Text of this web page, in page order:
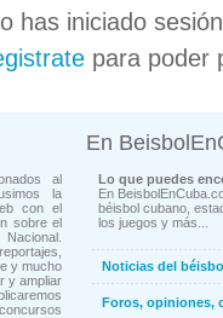
has iniciado
para poder
al
la
con el
sobre el
y mucho
y ampliar
En
Lo que puedes
En
béisbol cubano,
los juegos y más...
Noticias del
Foros, opiniones,